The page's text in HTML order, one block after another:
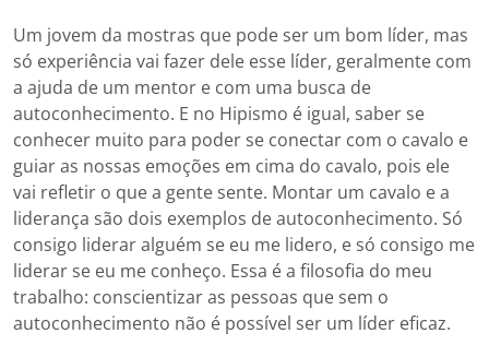
Um jovem da mostras que pode ser um bom líder, mas
só experiência vai fazer dele esse líder, geralmente com
a ajuda de um mentor e com uma busca de
autoconhecimento. E no Hipismo é igual, saber se
conhecer muito para poder se conectar com o cavalo e
guiar as nossas emoções em cima do cavalo, pois ele
vai refletir o que a gente sente. Montar um cavalo e a
liderança são dois exemplos de autoconhecimento. Só
consigo liderar alguém se eu me lidero, e só consigo me
liderar se eu me conheço. Essa é a filosofia do meu
trabalho: conscientizar as pessoas que sem o
autoconhecimento não é possível ser um líder eficaz.